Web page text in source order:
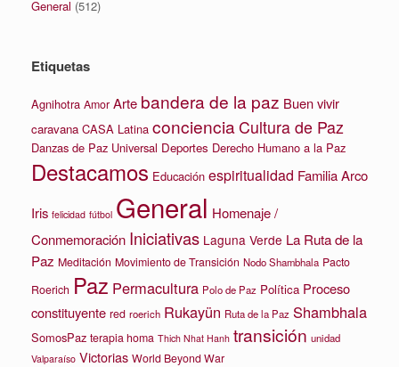
General (512)
Etiquetas
Agnihotra Amor Arte bandera de la paz Buen vivir
caravana CASA Latina concienciaCultura de Paz
Danzas de Paz Universal Deportes Derecho Humano a la Paz
Destacamos Educación espiritualidad Familia Arco
Iris felicidad fútbol General Homenaje /
Conmemoración Iniciativas Laguna Verde La Ruta de la
Paz Meditación Movimiento de Transición Nodo Shambhala Pacto
Roerich Paz Permacultura Polo de Paz Política Proceso
constituyente red roerich Rukayün Ruta de la Paz Shambhala
SomosPaz terapia homa Thich Nhat Hanh transición unidad
Valparaíso Victorias World Beyond War